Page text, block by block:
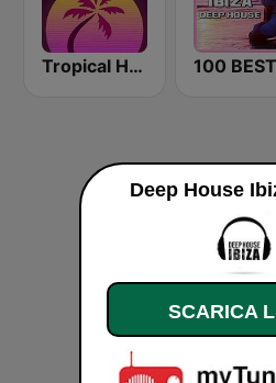
Tropical House
Deep House
SCARICA